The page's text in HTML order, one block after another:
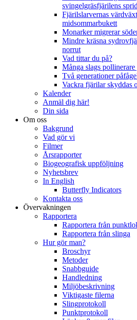
svingelgräsfjärilens
Fjärilslarvernas
midsommarbukett
Monarker migrerar
Mindre kräsna
norrut
Vad tittar du på?
Många slags
Två generationer
Vackra fjärilar skyddas
Kalender
Anmäl dig här!
Din sida
Om oss
Bakgrund
Vad gör vi
Filmer
Årsrapporter
Biogeografisk uppföljning
Nyhetsbrev
In English
Butterfly Indicators
Kontakta oss
Övervakningen
Rapportera
Rapportera från
Rapportera från slinga
Hur gör man?
Broschyr
Metoder
Snabbguide
Handledning
Miljöbeskrivning
Viktigaste filerna
Slingprotokoll
Punktprotokoll